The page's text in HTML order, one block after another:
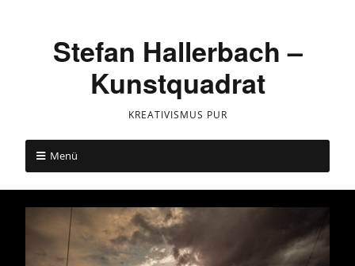
Stefan Hallerbach –
Kunstquadrat
KREATIVISMUS PUR
Menü